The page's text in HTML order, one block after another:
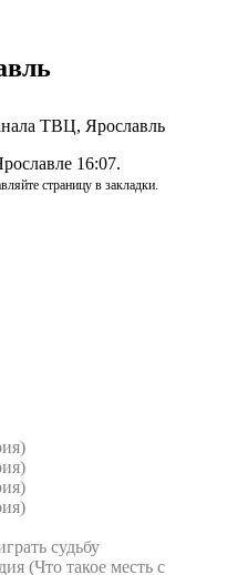
16:07.
страницу в закладки.
судьбу
(Что такое месть с